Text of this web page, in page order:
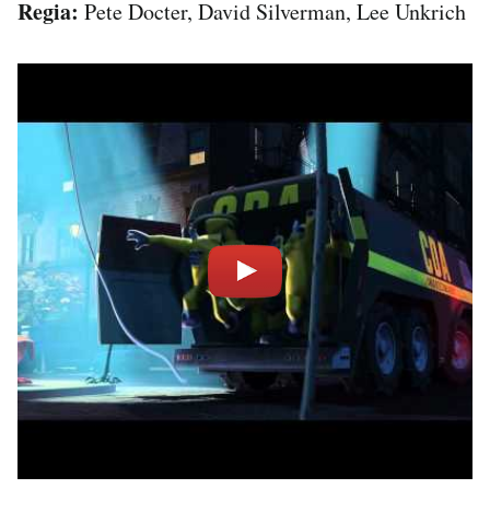
Regia: Pete Docter, David Silverman, Lee Unkrich